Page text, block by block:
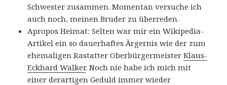
Schwester zusammen. Momentan versuche ich
auch noch, meinen Bruder zu überreden.
Apropos Heimat: Selten war mir ein Wikipedia-
Artikel ein so dauerhaftes Ärgernis wie der zum
ehemaligen Rastatter OberbürgermeisterKlaus-
Eckhard Walker. Noch nie habe ich mich mit
einer derartigen Geduld immer wieder